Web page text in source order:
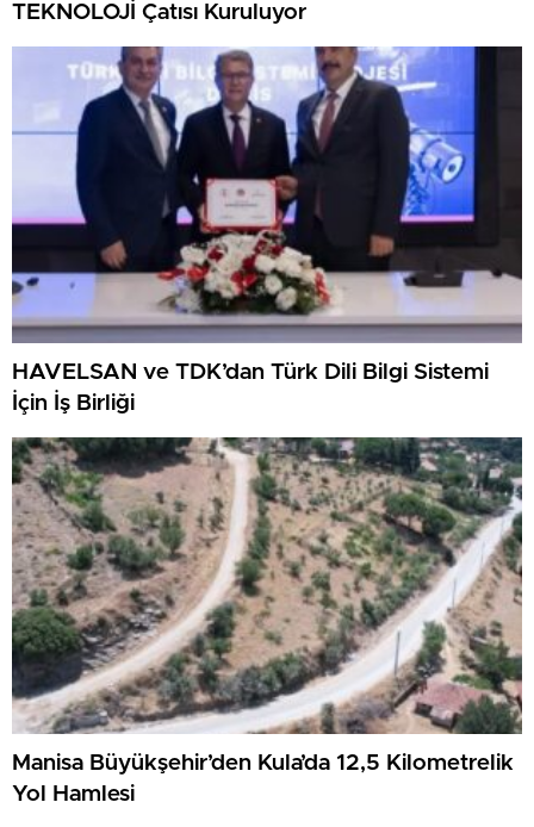
TEKNOLOJİ Çatısı Kuruluyor
HAVELSAN ve TDK’dan Türk Dili Bilgi Sistemi
İçin İş Birliği
Manisa Büyükşehir’den Kula’da 12,5 Kilometrelik
Yol Hamlesi